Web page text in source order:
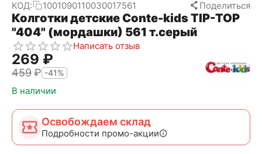
КОД: 1001090110030017561 Поделиться
Колготки детские Conte-kids TIP-TOP
"404" (мордашки) 561 т.серый
Написать отзыв
‍269‍ ₽
‍459‍₽ -41%
В наличии
Освобождаем склад
Подробности промо-акции